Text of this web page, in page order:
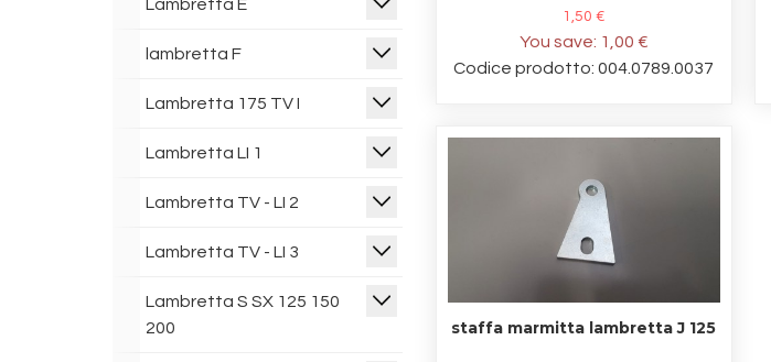
1,50 €
You save: 1,00 €
Codice prodotto: 004.0789.0037
staffa marmitta lambretta J 125
Lambretta E
lambretta F
Lambretta 175 TV I
Lambretta LI 1
Lambretta TV - LI 2
Lambretta TV - LI 3
Lambretta S SX 125 150
200